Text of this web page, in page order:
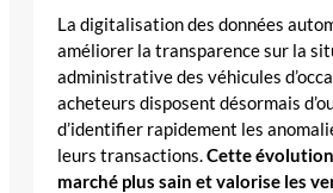
La digitalisation des données
améliorer la transparence sur la
administrative des véhicules
acheteurs disposent désormais
d’identifier rapidement les
leurs transactions.Cette
marché plus sain et valorise les